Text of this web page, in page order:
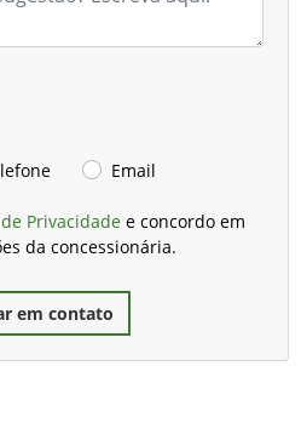
Email
Privacidade e concordo em
da concessionária.
em contato